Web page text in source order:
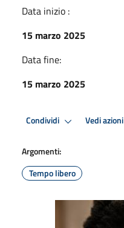
Data inizio :
15 marzo 2025
Data fine:
15 marzo 2025
Condividi Vedi azioni
Argomenti:
Tempo libero